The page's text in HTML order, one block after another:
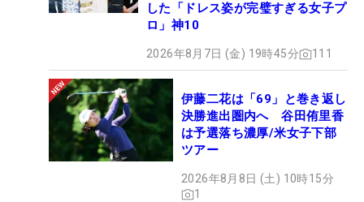
した「ドレス姿が完璧すぎる女子プ
ロ」神10
2026年8月7日 (金) 19時45分 111
伊藤二花は「69」と巻き返し
決勝進出圏内へ 谷田侑里香
は予選落ち濃厚/米女子下部
ツアー
2026年8月8日 (土) 10時15分
1